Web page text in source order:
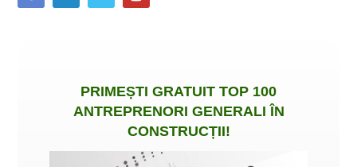
PRIMEȘTI GRATUIT TOP 100
ANTREPRENORI GENERALI ÎN
CONSTRUCȚII!